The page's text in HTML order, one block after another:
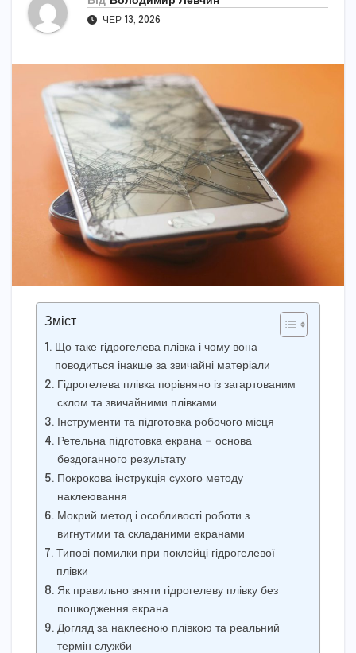
ЧЕР 13, 2026
Зміст
Що таке гідрогелева плівка і чому вона
поводиться інакше за звичайні матеріали
Гідрогелева плівка порівняно із загартованим
склом та звичайними плівками
Інструменти та підготовка робочого місця
Ретельна підготовка екрана — основа
бездоганного результату
Покрокова інструкція сухого методу
наклеювання
Мокрий метод і особливості роботи з
вигнутими та складаними екранами
Типові помилки при поклейці гідрогелевої
плівки
Як правильно зняти гідрогелеву плівку без
пошкодження екрана
Догляд за наклеєною плівкою та реальний
термін служби